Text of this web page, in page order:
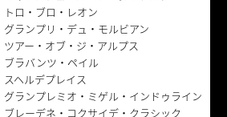
トロ・ブロ・レオン
グランプリ・デュ・モルビアン
ツアー・オブ・ジ・アルプス
ブラバンツ・ペイル
スヘルデプレイス
グランプレミオ・ミゲル・インドゥライン
ブレーデネ・コクサイデ・クラシック